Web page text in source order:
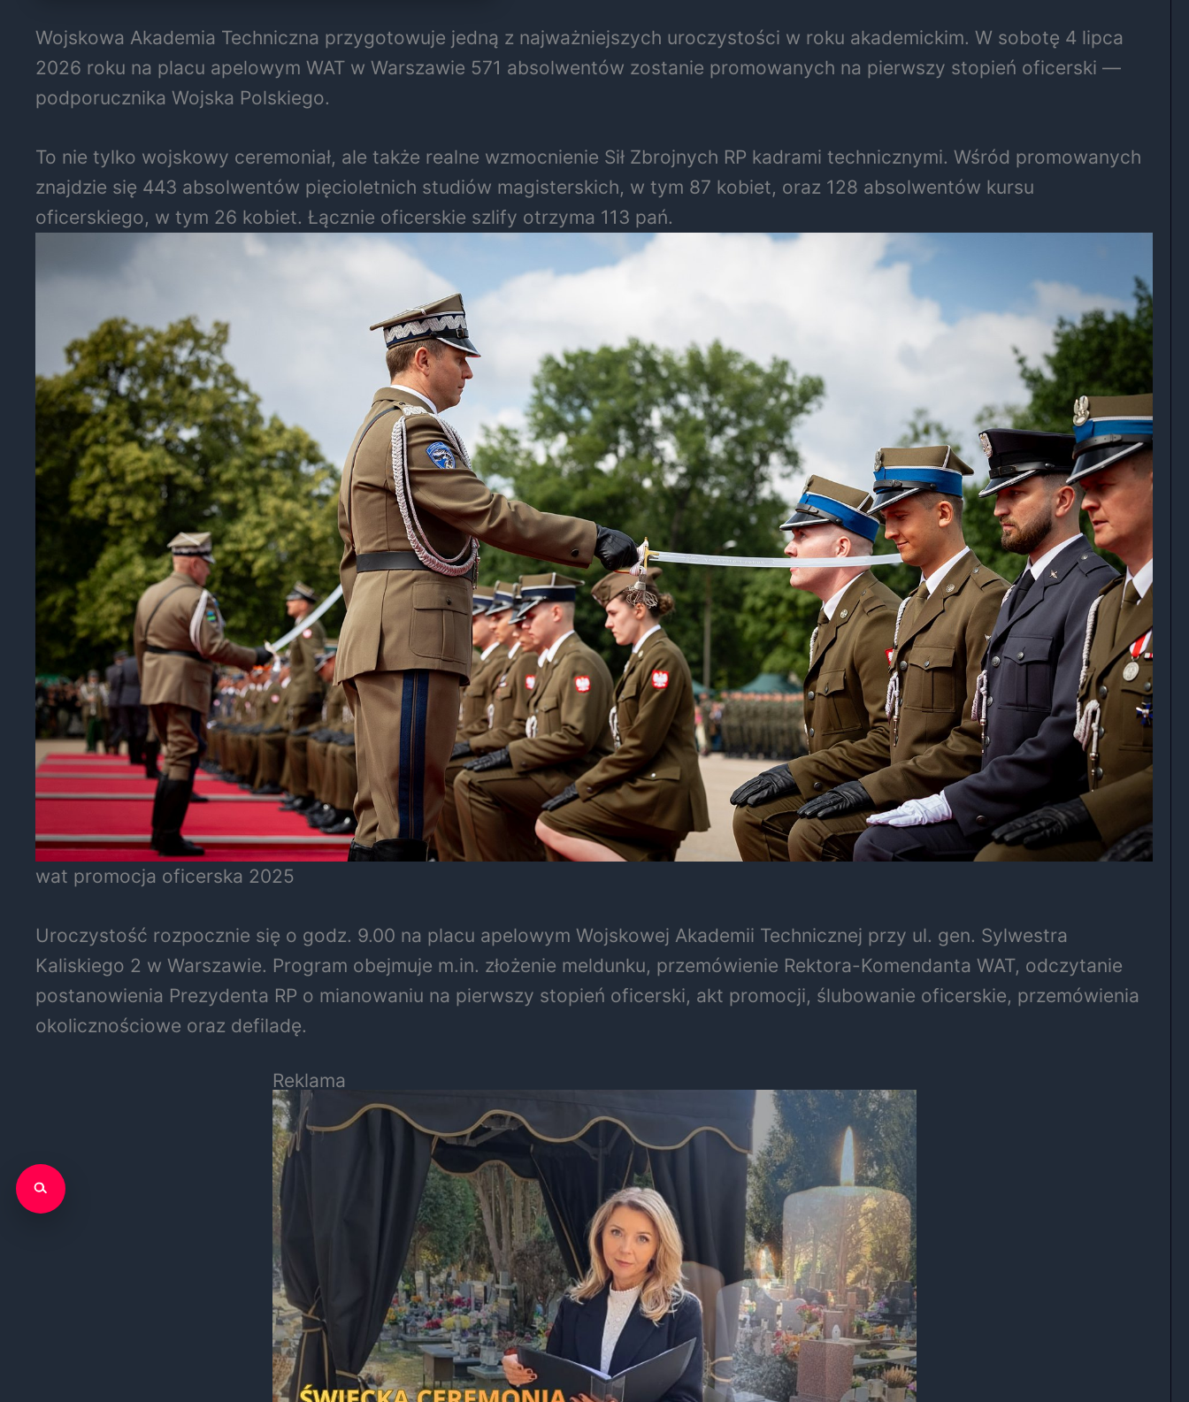
Wojskowa Akademia Techniczna przygotowuje jedną z najważniejszych uroczystości w roku akademickim. W sobotę 4 lipca
2026 roku na placu apelowym WAT w Warszawie 571 absolwentów zostanie promowanych na pierwszy stopień oficerski —
podporucznika Wojska Polskiego.
To nie tylko wojskowy ceremoniał, ale także realne wzmocnienie Sił Zbrojnych RP kadrami technicznymi. Wśród promowanych
znajdzie się 443 absolwentów pięcioletnich studiów magisterskich, w tym 87 kobiet, oraz 128 absolwentów kursu
oficerskiego, w tym 26 kobiet. Łącznie oficerskie szlify otrzyma 113 pań.
wat promocja oficerska 2025
Uroczystość rozpocznie się o godz. 9.00 na placu apelowym Wojskowej Akademii Technicznej przy ul. gen. Sylwestra
Kaliskiego 2 w Warszawie. Program obejmuje m.in. złożenie meldunku, przemówienie Rektora-Komendanta WAT, odczytanie
postanowienia Prezydenta RP o mianowaniu na pierwszy stopień oficerski, akt promocji, ślubowanie oficerskie, przemówienia
okolicznościowe oraz defiladę.
Reklama